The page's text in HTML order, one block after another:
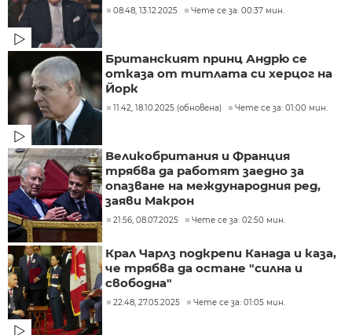
08:48, 13.12.2025 Чете се за: 00:37 мин.
Британският принц Андрю се
отказа от титлата си херцог на
Йорк
11:42, 18.10.2025 (обновена) Чете се за: 01:00 мин.
Великобритания и Франция
трябва да работят заедно за
опазване на международния ред,
заяви Макрон
21:56, 08.07.2025 Чете се за: 02:50 мин.
Крал Чарлз подкрепи Канада и каза,
че трябва да остане "силна и
свободна"
22:48, 27.05.2025 Чете се за: 01:05 мин.